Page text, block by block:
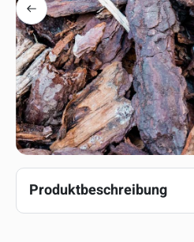
Produktbeschreibung